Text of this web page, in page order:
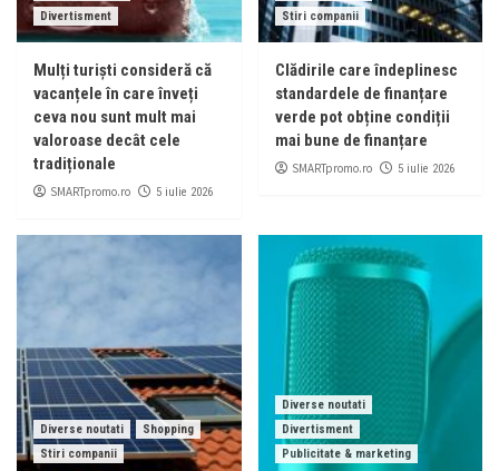
Divertisment
Mulți turiști consideră că
vacanțele în care înveți
ceva nou sunt mult mai
valoroase decât cele
tradiționale
SMARTpromo.ro 5 iulie 2026
Stiri companii
Clădirile care îndeplinesc
standardele de finanțare
verde pot obține condiții
mai bune de finanțare
SMARTpromo.ro 5 iulie 2026
Diverse noutati
Shopping
Stiri companii
Diverse noutati
Divertisment
Publicitate & marketing